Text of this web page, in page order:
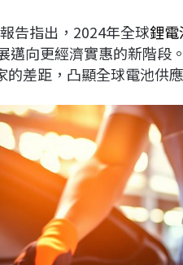
告指出，2024年全球鋰電
邁向更經濟實惠的新階段
差距，凸顯全球電池供